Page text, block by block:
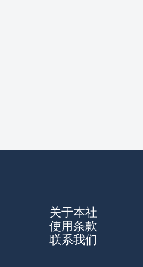
关于本社
使用条款
联系我们